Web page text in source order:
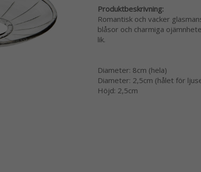
Produktbeskrivning:
Romantisk och vacker
blåsor och charmiga
lik.
Diameter: 8cm (hela)
Diameter: 2,5cm (hålet för
Höjd: 2,5cm